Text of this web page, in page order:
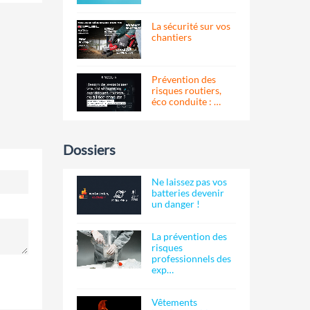
La sécurité sur vos
chantiers
Prévention des
risques routiers,
éco conduite : …
Dossiers
Ne laissez pas vos
batteries devenir
un danger !
La prévention des
risques
professionnels des
exp…
Vêtements